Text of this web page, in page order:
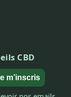
CBD
m’inscris